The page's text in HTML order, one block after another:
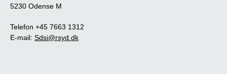
5230 Odense M
Telefon +45 7663 1312
E-mail: Sdsi@rsyd.dk